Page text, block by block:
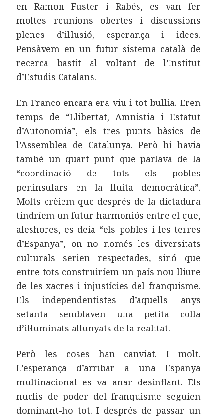
en Ramon Fuster i Rabés, es van fer
moltes reunions obertes i discussions
plenes d’il·lusió, esperança i idees.
Pensàvem en un futur sistema català de
recerca bastit al voltant de l’Institut
d’Estudis Catalans.
En Franco encara era viu i tot bullia. Eren
temps de “Llibertat, Amnistia i Estatut
d’Autonomia”, els tres punts bàsics de
l’Assemblea de Catalunya. Però hi havia
també un quart punt que parlava de la
“coordinació de tots els pobles
peninsulars en la lluita democràtica”.
Molts crèiem que després de la dictadura
tindríem un futur harmoniós entre el que,
aleshores, es deia “els pobles i les terres
d’Espanya”, on no només les diversitats
culturals serien respectades, sinó que
entre tots construiríem un país nou lliure
de les xacres i injustícies del franquisme.
Els independentistes d’aquells anys
setanta semblaven una petita colla
d’il·luminats allunyats de la realitat.
Però les coses han canviat. I molt.
L’esperança d’arribar a una Espanya
multinacional es va anar desinflant. Els
nuclis de poder del franquisme seguien
dominant-ho tot. I després de passar un